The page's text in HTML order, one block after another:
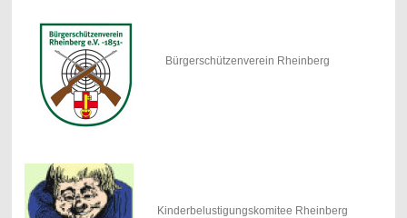
Bürgerschützenverein Rheinberg
Kinderbelustigungskomitee Rheinberg